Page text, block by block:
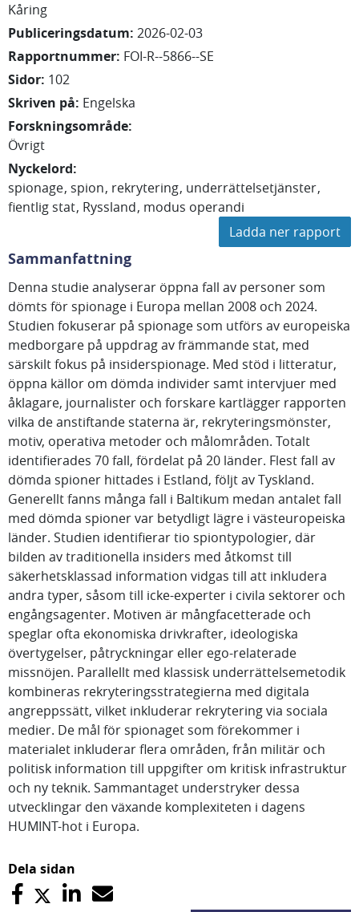
Kåring
Publiceringsdatum: 2026-02-03
Rapportnummer: FOI-R--5866--SE
Sidor: 102
Skriven på: Engelska
Forskningsområde:
Övrigt
Nyckelord:
spionage spion rekrytering underrättelsetjänster
fientlig stat Ryssland modus operandi
Ladda ner rapport
Sammanfattning
Denna studie analyserar öppna fall av personer som
dömts för spionage i Europa mellan 2008 och 2024.
Studien fokuserar på spionage som utförs av europeiska
medborgare på uppdrag av främmande stat, med
särskilt fokus på insiderspionage. Med stöd i litteratur,
öppna källor om dömda individer samt intervjuer med
åklagare, journalister och forskare kartlägger rapporten
vilka de anstiftande staterna är, rekryteringsmönster,
motiv, operativa metoder och målområden. Totalt
identifierades 70 fall, fördelat på 20 länder. Flest fall av
dömda spioner hittades i Estland, följt av Tyskland.
Generellt fanns många fall i Baltikum medan antalet fall
med dömda spioner var betydligt lägre i västeuropeiska
länder. Studien identifierar tio spiontypologier, där
bilden av traditionella insiders med åtkomst till
säkerhetsklassad information vidgas till att inkludera
andra typer, såsom till icke-experter i civila sektorer och
engångsagenter. Motiven är mångfacetterade och
speglar ofta ekonomiska drivkrafter, ideologiska
övertygelser, påtryckningar eller ego-relaterade
missnöjen. Parallellt med klassisk underrättelsemetodik
kombineras rekryteringsstrategierna med digitala
angreppssätt, vilket inkluderar rekrytering via sociala
medier. De mål för spionaget som förekommer i
materialet inkluderar flera områden, från militär och
politisk information till uppgifter om kritisk infrastruktur
och ny teknik. Sammantaget understryker dessa
utvecklingar den växande komplexiteten i dagens
HUMINT-hot i Europa.
Dela sidan